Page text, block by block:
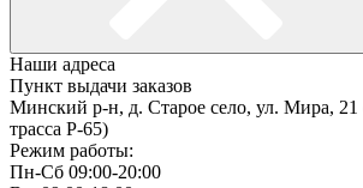
Наши адреса
Пункт выдачи заказов
Минский р-н, д. Старое село, ул. Мира,
трасса P-65)
Режим работы:
Пн-Сб 09:00-20:00